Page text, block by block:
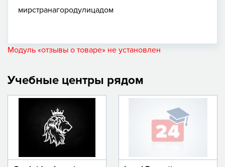
мирстранагородулицадом
Модуль «отзывы о товаре» не установлен
Учебные центры рядом